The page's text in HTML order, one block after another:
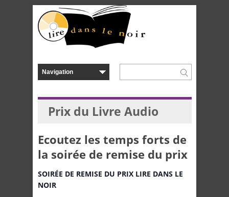
Prix du Livre Audio
Ecoutez les temps forts de
la soirée de remise du prix
SOIRÉE DE REMISE DU PRIX LIRE DANS LE
NOIR